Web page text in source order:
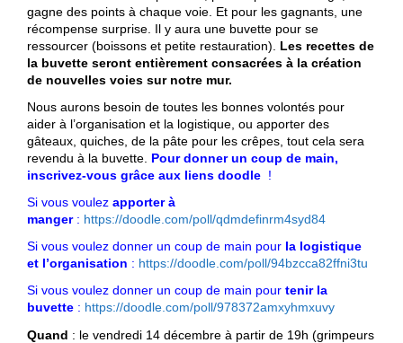
gagne des points à chaque voie. Et pour les gagnants, une
récompense surprise. Il y aura une buvette pour se
ressourcer (boissons et petite restauration). Les recettes de
la buvette seront entièrement consacrées à la création
de nouvelles voies sur notre mur.
Nous aurons besoin de toutes les bonnes volontés pour
aider à l’organisation et la logistique, ou apporter des
gâteaux, quiches, de la pâte pour les crêpes, tout cela sera
revendu à la buvette. Pour donner un coup de main,
inscrivez-vous grâce aux liens doodle !
Si vous voulez apporter à
manger: https://doodle.com/poll/qdmdefinrm4syd84
Si vous voulez donner un coup de main pour la logistique
et l’organisation : https://doodle.com/poll/94bzcca82ffni3tu
Si vous voulez donner un coup de main pour tenir la
buvette : https://doodle.com/poll/978372amxyhmxuvy
Quand : le vendredi 14 décembre à partir de 19h (grimpeurs